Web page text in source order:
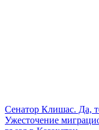
Сенатор Клишас. Да,
Ужесточение